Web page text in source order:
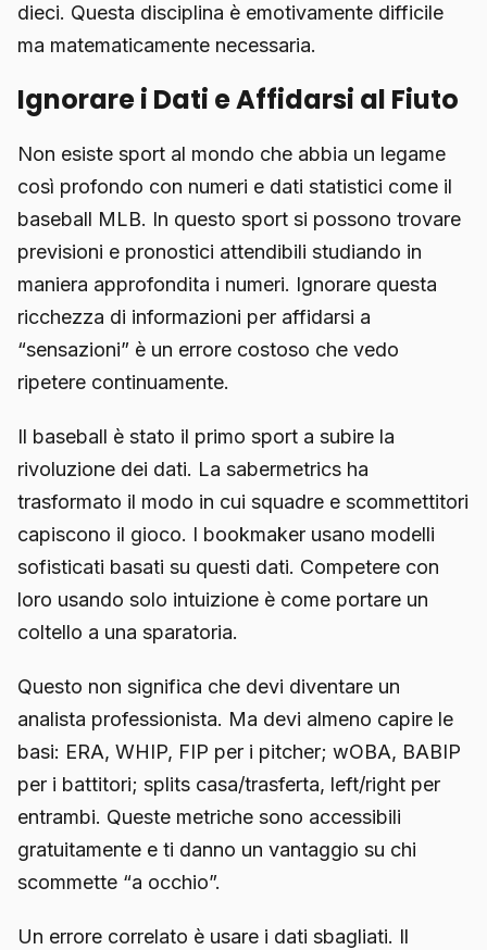
dieci. Questa disciplina è emotivamente difficile
ma matematicamente necessaria.
Ignorare i Dati e Affidarsi al Fiuto
Non esiste sport al mondo che abbia un legame
così profondo con numeri e dati statistici come il
baseball MLB. In questo sport si possono trovare
previsioni e pronostici attendibili studiando in
maniera approfondita i numeri. Ignorare questa
ricchezza di informazioni per affidarsi a
“sensazioni” è un errore costoso che vedo
ripetere continuamente.
Il baseball è stato il primo sport a subire la
rivoluzione dei dati. La sabermetrics ha
trasformato il modo in cui squadre e scommettitori
capiscono il gioco. I bookmaker usano modelli
sofisticati basati su questi dati. Competere con
loro usando solo intuizione è come portare un
coltello a una sparatoria.
Questo non significa che devi diventare un
analista professionista. Ma devi almeno capire le
basi: ERA, WHIP, FIP per i pitcher; wOBA, BABIP
per i battitori; splits casa/trasferta, left/right per
entrambi. Queste metriche sono accessibili
gratuitamente e ti danno un vantaggio su chi
scommette “a occhio”.
Un errore correlato è usare i dati sbagliati. Il